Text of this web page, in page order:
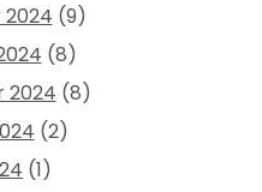
(9)
(8)
2024 (8)
(2)
(1)